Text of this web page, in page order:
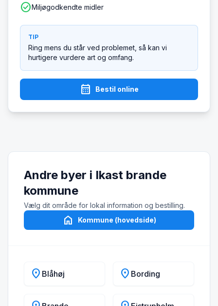
check_circleMiljøgodkendte midler
TIP
Ring mens du står ved problemet, så kan vi
hurtigere vurdere art og omfang.
calendar_month Bestil online
Andre byer i Ikast brande
kommune
Vælg dit område for lokal information og bestilling.
home Kommune (hovedside)
location_on Blåhøj location_on Bording